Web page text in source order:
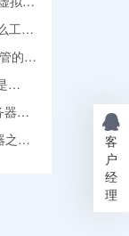
工作
的区
器应
之间
客
户
经
理